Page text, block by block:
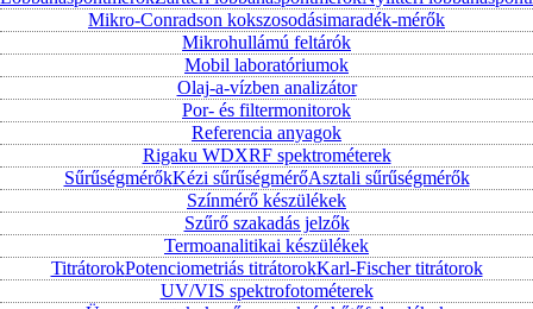
Mikro-Conradson kokszosodásimaradék-mérők
Mikrohullámú feltárók
Mobil laboratóriumok
Olaj-a-vízben analizátor
Por- és filtermonitorok
Referencia anyagok
Rigaku WDXRF spektrométerek
SűrűségmérőkKézi sűrűségmérőAsztali sűrűségmérők
Színmérő készülékek
Szűrő szakadás jelzők
Termoanalitikai készülékek
TitrátorokPotenciometriás titrátorokKarl-Fischer titrátorok
UV/VIS spektrofotométerek